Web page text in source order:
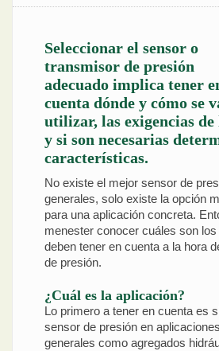
Seleccionar el sensor o
transmisor de presión
adecuado implica tener
cuenta dónde y cómo se
utilizar, las exigencias
y si son necesarias
características.
No existe el mejor sensor de
generales, solo existe la opción
para una aplicación concreta.
menester conocer cuáles son
deben tener en cuenta a la hora
de presión.
¿Cuál es la aplicación?
Lo primero a tener en cuenta es
sensor de presión en
generales como agregados